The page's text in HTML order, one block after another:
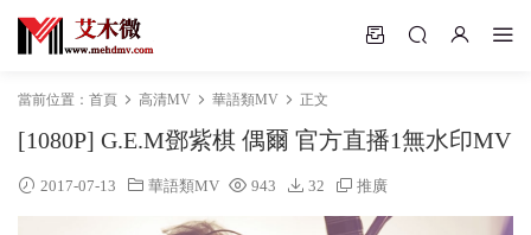
當前位置： 首頁 高清MV 華語類MV 正文
[1080P] G.E.M鄧紫棋 偶爾 官方直播1無水印MV
2017-07-13 華語類MV 943 32 推廣